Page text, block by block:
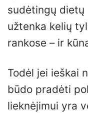
sudėtingų dietų
užtenka kelių
rankose – ir
Todėl jei ieškai
būdo pradėti
lieknėjimui yra